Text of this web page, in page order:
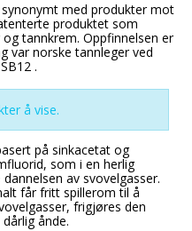
med produkter mot
produktet som
tannkrem. Oppfinnelsen er
var norske tannleger ved
.
å vise.
på sinkacetat og
som i en herlig
av svovelgasser.
får fritt spillerom til å
frigjøres den
ånde.